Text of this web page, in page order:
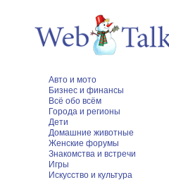
Авто и мото
Бизнес и финансы
Всё обо всём
Города и регионы
Дети
Домашние животные
Женские форумы
Знакомства и встречи
Игры
Искусство и культура